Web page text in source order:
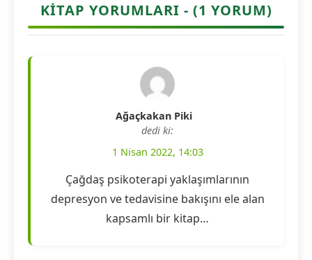
KITAP YORUMLARI - (1 YORUM)
Ağaçkakan Piki
dedi ki:
1 Nisan 2022, 14:03
Çağdaş psikoterapi yaklaşımlarının
depresyon ve tedavisine bakışını ele alan
kapsamlı bir kitap…